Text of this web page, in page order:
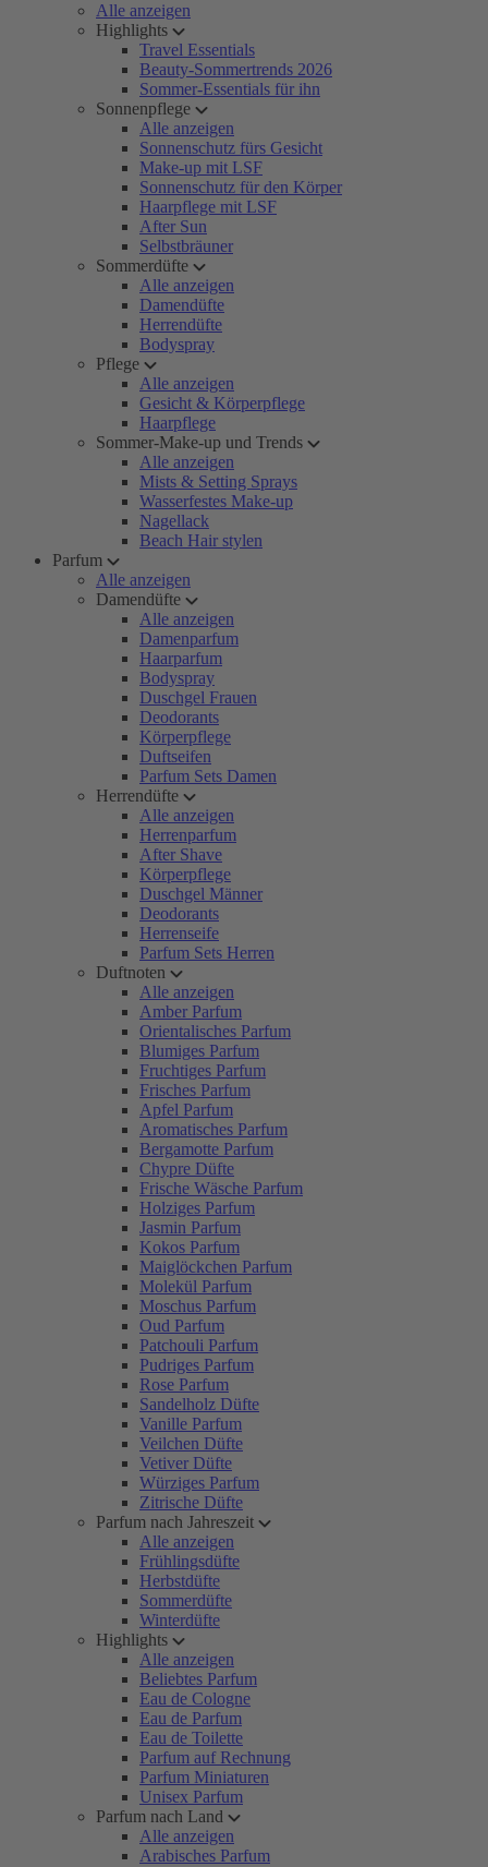
Alle anzeigen
Highlights
Travel Essentials
Beauty-Sommertrends 2026
Sommer-Essentials für ihn
Sonnenpflege
Alle anzeigen
Sonnenschutz fürs Gesicht
Make-up mit LSF
Sonnenschutz für den Körper
Haarpflege mit LSF
After Sun
Selbstbräuner
Sommerdüfte
Alle anzeigen
Damendüfte
Herrendüfte
Bodyspray
Pflege
Alle anzeigen
Gesicht & Körperpflege
Haarpflege
Sommer-Make-up und Trends
Alle anzeigen
Mists & Setting Sprays
Wasserfestes Make-up
Nagellack
Beach Hair stylen
Parfum
Alle anzeigen
Damendüfte
Alle anzeigen
Damenparfum
Haarparfum
Bodyspray
Duschgel Frauen
Deodorants
Körperpflege
Duftseifen
Parfum Sets Damen
Herrendüfte
Alle anzeigen
Herrenparfum
After Shave
Körperpflege
Duschgel Männer
Deodorants
Herrenseife
Parfum Sets Herren
Duftnoten
Alle anzeigen
Amber Parfum
Orientalisches Parfum
Blumiges Parfum
Fruchtiges Parfum
Frisches Parfum
Apfel Parfum
Aromatisches Parfum
Bergamotte Parfum
Chypre Düfte
Frische Wäsche Parfum
Holziges Parfum
Jasmin Parfum
Kokos Parfum
Maiglöckchen Parfum
Molekül Parfum
Moschus Parfum
Oud Parfum
Patchouli Parfum
Pudriges Parfum
Rose Parfum
Sandelholz Düfte
Vanille Parfum
Veilchen Düfte
Vetiver Düfte
Würziges Parfum
Zitrische Düfte
Parfum nach Jahreszeit
Alle anzeigen
Frühlingsdüfte
Herbstdüfte
Sommerdüfte
Winterdüfte
Highlights
Alle anzeigen
Beliebtes Parfum
Eau de Cologne
Eau de Parfum
Eau de Toilette
Parfum auf Rechnung
Parfum Miniaturen
Unisex Parfum
Parfum nach Land
Alle anzeigen
Arabisches Parfum